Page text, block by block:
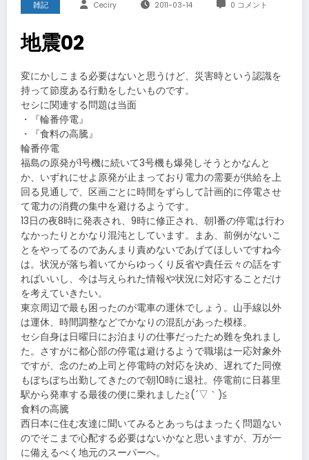
雑記 Ceciry 2011-03-14 0 コメント
地震02
変にかしこまる必要はないと思うけど、災害時という認識を
持って節度ある行動をしたいものです。
セシに関連する問題は当面
・『輪番停電』
・『食料の高騰』
輪番停電
福島の原発が1号機に続いて3号機も爆発しそうとかなんと
か、いずれにせよ原発が止まっており電力の需要が供給を上
回る見通しで、区画ごとに時間をずらして計画的に停電させ
て電力の消費の集中を避けるようです。
13日の夜8時に発表され、9時に修正され、朝1番の停電は行わ
なかったりとかなり混沌としています。まあ、前例がないこ
とをやってるのであんまり責めないであげてほしいですね今
は。状況が落ち着いてからゆっくり反省や責任云々の話をす
ればいいし、今は与えられた情報や状況に対応することだけ
を考えていきたい。
東京周辺で最も困ったのが電車の運休でしょう。山手線以外
は運休、時間調整などでかなりの混乱があった模様。
セシ自身は日曜日にお泊まりの仕事だったため難を免れまし
た。さすがに都心部の停電は避けるようで職場は一応対象外
ですが、念のため上司と停電時の対応を決め、遅れてた同僚
もぼちぼち出勤してきたので朝10時に退社。停電前に日暮里
駅から発車する最後の便に乗れました≧(´▽｀)≦
食料の高騰
西日本に住む友達に聞いてみるとあっちはまったく問題ない
のでそこまで心配する必要はないかなと思いますが、万が一
に備えるべく地元のスーパーへ。